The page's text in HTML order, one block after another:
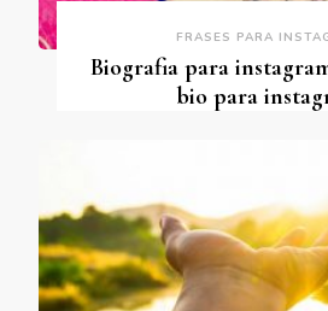
FRASES PARA
Biografia para
bio para